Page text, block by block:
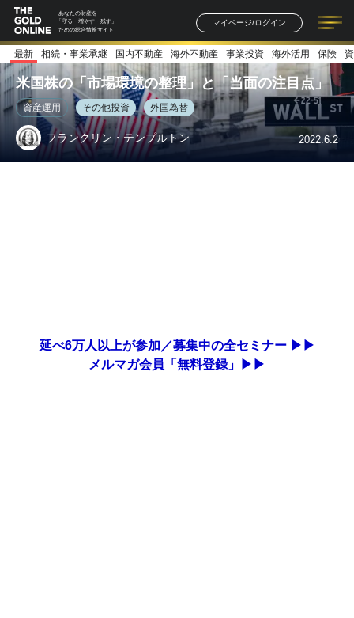
あなたの財産を
「守る・増やす・残す」
ための総合情報サイト
マイページ/ログイン
記事一覧 連載一覧
著者一覧 書籍一覧
最新 相続・事業承継 国内不動産 海外不動産 事業投資 海外活用 保険
米国株の「市場環境の整理」と「当面の注目点」
資産運用 その他投資 外国為替
フランクリン・テンプルトン 2022.6.2
延べ6万人以上が参加／募集中の全セミナー ▶▶
メルマガ会員「無料登録」▶▶